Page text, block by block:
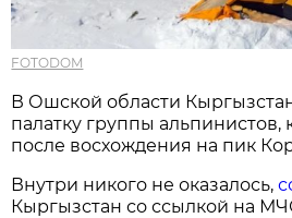
FOTODOM
В Ошской области
палатку группы
после восхождения на пик
Внутри никого не оказалось,
Кыргызстан со ссылкой на